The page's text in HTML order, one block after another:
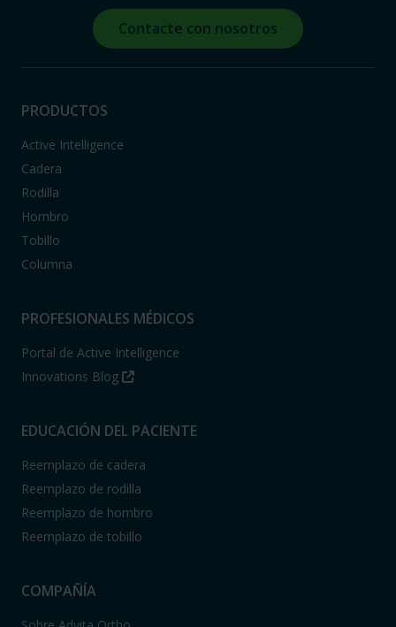
Contacte con nosotros
PRODUCTOS
Active Intelligence
Cadera
Rodilla
Hombro
Tobillo
Columna
PROFESIONALES MÉDICOS
Portal de Active Intelligence
Innovations Blog
EDUCACIÓN DEL PACIENTE
Reemplazo de cadera
Reemplazo de rodilla
Reemplazo de hombro
Reemplazo de tobillo
COMPAÑÍA